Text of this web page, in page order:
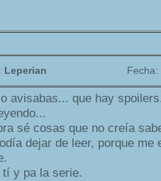
Leperian Fecha:
avisabas... que hay
sé cosas que no creía
dejar de leer, porque me
tí y pa la serie.